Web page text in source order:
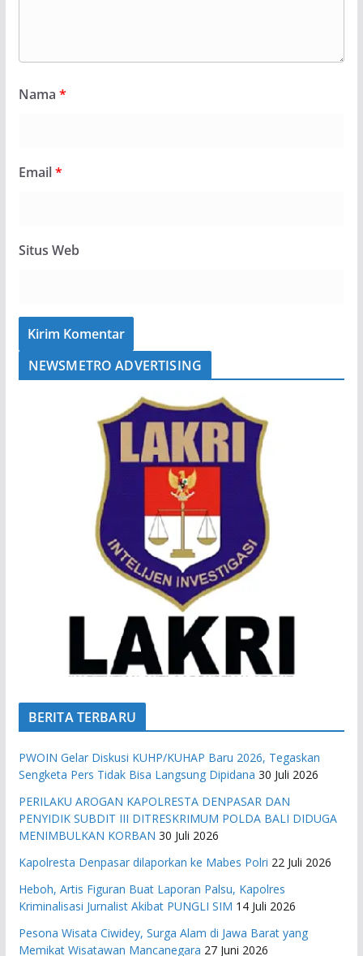
Nama *
Email*
Situs Web
NEWSMETRO ADVERTISING
BERITA TERBARU
PWOIN Gelar Diskusi KUHP/KUHAP Baru 2026, Tegaskan
Sengketa Pers Tidak Bisa Langsung Dipidana 30 Juli 2026
PERILAKU AROGAN KAPOLRESTA DENPASAR DAN
PENYIDIK SUBDIT III DITRESKRIMUM POLDA BALI DIDUGA
MENIMBULKAN KORBAN 30 Juli 2026
Kapolresta Denpasar dilaporkan ke Mabes Polri 22 Juli 2026
Heboh, Artis Figuran Buat Laporan Palsu, Kapolres
Kriminalisasi Jurnalist Akibat PUNGLI SIM 14 Juli 2026
Pesona Wisata Ciwidey, Surga Alam di Jawa Barat yang
Memikat Wisatawan Mancanegara 27 Juni 2026